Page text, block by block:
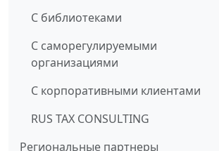
С библиотеками
С саморегулируемыми
организациями
С корпоративными клиентами
RUS TAX CONSULTING
Региональные партнеры